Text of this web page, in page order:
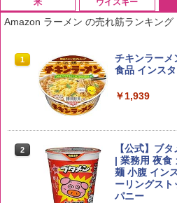
米
1 by Amazon
2
野沢農産 無
5kg 長野県産
￥3,980
ウイスキー
1
ブラックニ
ー4000ml ブ
お得 4リットル
角瓶 2700ml
イボール 大
Amazon ラーメン の売れ筋ランキング
1
チキンラー
食品 インス
￥1,939
2
【公式】ブ
| 業務用 夜食
麺 小腹 イン
ーリングスト
パニー